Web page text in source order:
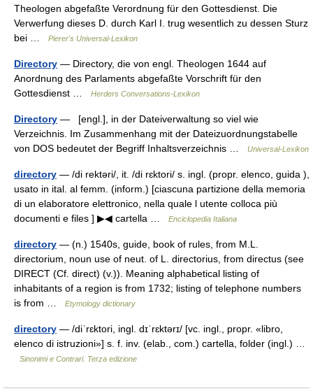
Theologen abgefaßte Verordnung für den Gottesdienst. Die
Verwerfung dieses D. durch Karl I. trug wesentlich zu dessen Sturz
bei …
Pierer's Universal-Lexikon
Directory — Directory, die von engl. Theologen 1644 auf
Anordnung des Parlaments abgefaßte Vorschrift für den
Gottesdienst …
Herders Conversations-Lexikon
Directory — [engl.], in der Dateiverwaltung so viel wie
Verzeichnis. Im Zusammenhang mit der Dateizuordnungstabelle
von DOS bedeutet der Begriff Inhaltsverzeichnis …
Universal-Lexikon
directory — /di rektəri/, it. /di rɛktori/ s. ingl. (propr. elenco, guida ),
usato in ital. al femm. (inform.) [ciascuna partizione della memoria
di un elaboratore elettronico, nella quale l utente colloca più
documenti e files ] ▶◀ cartella …
Enciclopedia Italiana
directory — (n.) 1540s, guide, book of rules, from M.L.
directorium, noun use of neut. of L. directorius, from directus (see
DIRECT (Cf. direct) (v.)). Meaning alphabetical listing of
inhabitants of a region is from 1732; listing of telephone numbers
is from …
Etymology dictionary
directory — /diˈrɛktori, ingl. dɪˈrɛktərɪ/ [vc. ingl., propr. «libro,
elenco di istruzioni»] s. f. inv. (elab., com.) cartella, folder (ingl.) …
Sinonimi e Contrari. Terza edizione